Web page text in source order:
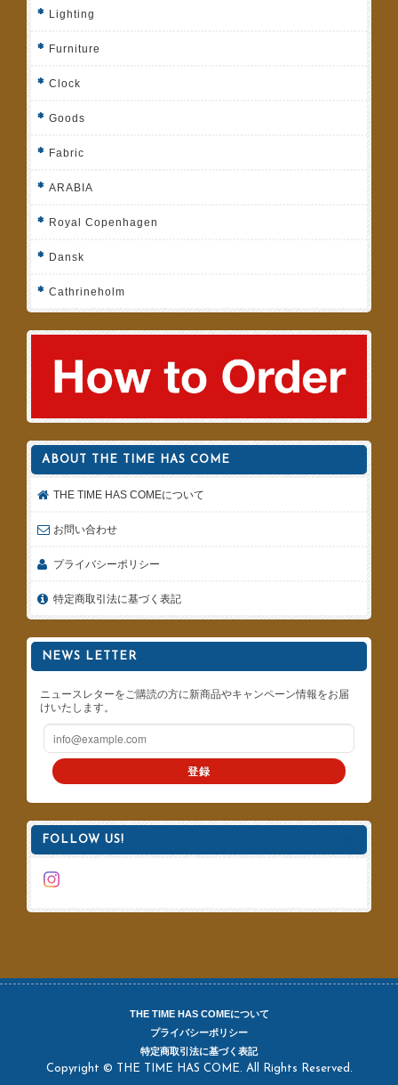
Lighting
Furniture
Clock
Goods
Fabric
ARABIA
Royal Copenhagen
Dansk
Cathrineholm
ABOUT THE TIME HAS COME
THE TIME HAS COMEについて
お問い合わせ
プライバシーポリシー
特定商取引法に基づく表記
NEWS LETTER
ニュースレターをご購読の方に新商品やキャンペーン情報をお届
けいたします。
登録
FOLLOW US!
THE TIME HAS COMEについて
プライバシーポリシー
特定商取引法に基づく表記
Copyright © THE TIME HAS COME. All Rights Reserved.